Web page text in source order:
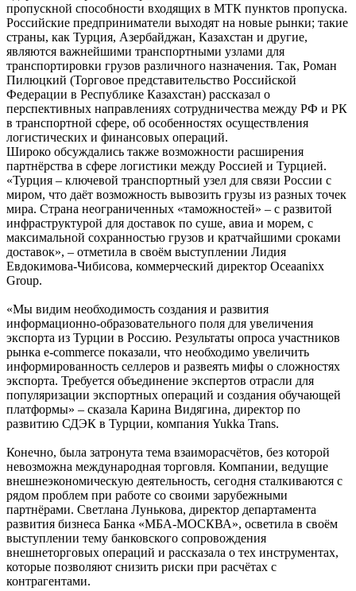
пропускной способности входящих в МТК пунктов пропуска.
Российские предприниматели выходят на новые рынки; такие
страны, как Турция, Азербайджан, Казахстан и другие,
являются важнейшими транспортными узлами для
транспортировки грузов различного назначения. Так, Роман
Пилюцкий (Торговое представительство Российской
Федерации в Республике Казахстан) рассказал о
перспективных направлениях сотрудничества между РФ и РК
в транспортной сфере, об особенностях осуществления
логистических и финансовых операций.
Широко обсуждались также возможности расширения
партнёрства в сфере логистики между Россией и Турцией.
«Турция – ключевой транспортный узел для связи России с
миром, что даёт возможность вывозить грузы из разных точек
мира. Страна неограниченных «таможностей» – с развитой
инфраструктурой для доставок по суше, авиа и морем, с
максимальной сохранностью грузов и кратчайшими сроками
доставок», – отметила в своём выступлении Лидия
Евдокимова-Чибисова, коммерческий директор Oceaanixx
Group.
«Мы видим необходимость создания и развития
информационно-образовательного поля для увеличения
экспорта из Турции в Россию. Результаты опроса участников
рынка e-commerce показали, что необходимо увеличить
информированность селлеров и развеять мифы о сложностях
экспорта. Требуется объединение экспертов отрасли для
популяризации экспортных операций и создания обучающей
платформы» – сказала Карина Видягина, директор по
развитию СДЭК в Турции, компания Yukka Trans.
Конечно, была затронута тема взаиморасчётов, без которой
невозможна международная торговля. Компании, ведущие
внешнеэкономическую деятельность, сегодня сталкиваются с
рядом проблем при работе со своими зарубежными
партнёрами. Светлана Лунькова, директор департамента
развития бизнеса Банка «МБА-МОСКВА», осветила в своём
выступлении тему банковского сопровождения
внешнеторговых операций и рассказала о тех инструментах,
которые позволяют снизить риски при расчётах с
контрагентами.